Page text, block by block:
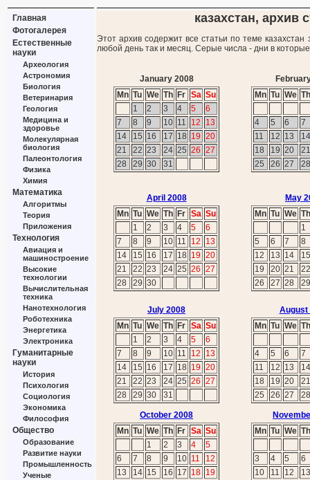
Главная
Фотогалерея
Естественные
науки
Археология
Астрономия
Биология
Ветеринария
Геология
Медицина и
здоровье
Молекулярная
биология
Палеонтология
Физика
Химия
Математика
Алгоритмы
Теория
Приложения
Технология
Авиация и
машиностроение
Высокие
технологии
Вычислительная
техника
Нанотехнология
Роботехника
Энергетика
Электроника
Гуманитарные
науки
История
Психология
Социология
Экономика
Философия
Общество
Образование
Развитие науки
Промышленность
Ученые
казахстан, архив
Этот архив содержит все статьи по теме
любой день так и месяц. Серые числа - дни в
January 2008
Mn Tu We Th Fr Sa Su
1
2 3 4 5
6
7
8 9 10 11 12
13
14
15 16 17 18 19 20
21
22 23 24 25 26 27
28
29 30 31
Mn Tu We Th
4 5 6
7
11
12 13
14
18
19 20
21
25
26 27 28
April 2008
Mn Tu We Th Fr Sa Su
1
2 3 4 5
6
7
8 9 10 11 12
13
14
15 16 17 18 19 20
21
22 23 24 25 26 27
28
29 30
May
Mn Tu We Th
1
5
6 7
8
12
13 14
15
19
20 21
22
26
27 28 29
July 2008
Mn Tu We Th Fr Sa Su
1
2 3 4 5
6
7
8 9 10 11 12
13
14
15 16 17 18 19 20
21
22 23 24 25 26 27
28
29 30 31
August
Mn Tu We Th
4 5 6
7
11
12 13
14
18
19 20
21
25
26 27 28
October 2008
Mn Tu We Th Fr Sa Su
1
2 3 4
5
6
7 8 9 10 11
12
13
14 15 16 17 18 19
Mn Tu We Th
3 4 5
6
10
11 12
13